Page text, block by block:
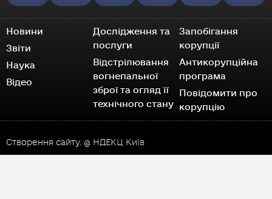
Новини
Звіти
Наука
Відео
Дослідження та
послуги
Відстрілювання
вогнепальної
зброї та огляд її
технічного стану
Запобігання
корупції
Антикорупційна
програма
Повідомити про
корупцію
Створення сайту. @ НДЕКЦ Київ